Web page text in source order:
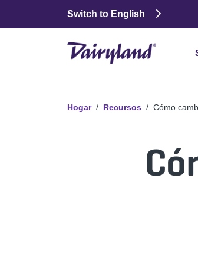
Switch to English
Hogar Recursos Cómo